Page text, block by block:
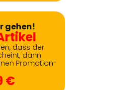
gehen!
dass der
dann
Promotion-
€